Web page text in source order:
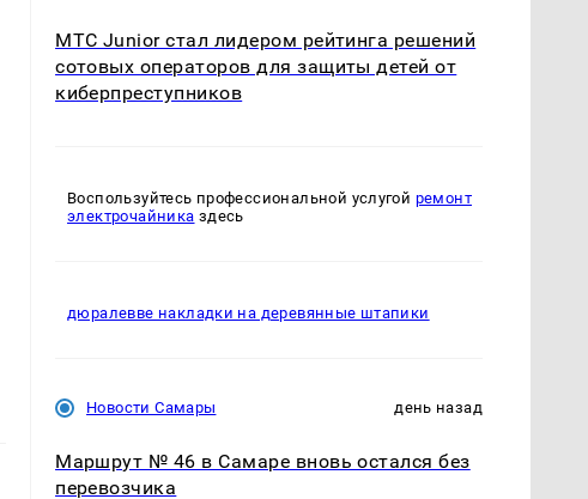
МТС Junior стал лидером рейтинга решений
сотовых операторов для защиты детей от
киберпреступников
Воспользуйтесь профессиональной услугой ремонт
электрочайника здесь
дюралевве накладки на деревянные штапики
Новости Самары день назад
Маршрут № 46 в Самаре вновь остался без
перевозчика